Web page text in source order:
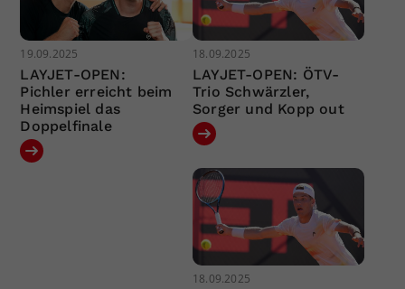
19.09.2025
LAYJET-OPEN:
Pichler erreicht beim
Heimspiel das
Doppelfinale
18.09.2025
LAYJET-OPEN: ÖTV-
Trio Schwärzler,
Sorger und Kopp out
18.09.2025